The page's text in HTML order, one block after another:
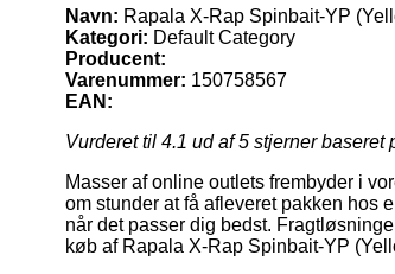
Navn: Rapala X-Rap Spinbait-YP
Kategori: Default Category
Producent:
Varenummer: 150758567
EAN:
Vurderet til 4.1 ud af 5 stjerner baseret
Masser af online outlets frembyder i
om stunder at få afleveret pakken hos
når det passer dig bedst.
køb af Rapala X-Rap Spinbait-YP